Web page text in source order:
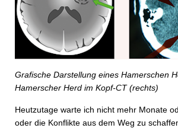
Grafische Darstellung eines Hamerschen
Hamerscher Herd im Kopf-CT (rechts)
Heutzutage warte ich nicht mehr Monate
oder die Konflikte aus dem Weg zu